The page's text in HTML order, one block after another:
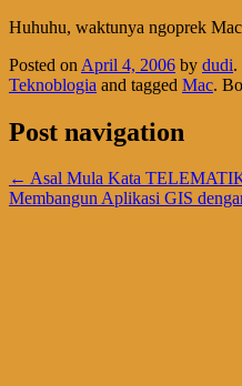
Huhuhu, waktunya ngoprek
Posted on April 4, 2006 by dudi.
Teknoblogia and tagged Mac.
Post navigation
← Asal Mula Kata
Membangun Aplikasi GIS